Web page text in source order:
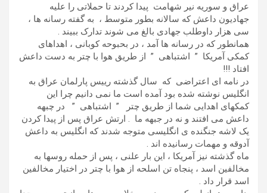
عراق و سوریه نیر شهامت پیدا کردند تا حملاتی را علیه
جهادیون داعش که سالانه بطور متوسط ، به گفته رسانه ها ،
سی هزار داوطلب جهادی بالغ می شوند تدارک ببیند .
همانطور که در رسانه ها آمد ، در بحبوحه کوبانی ، اهداهای
کمکی آمریکا ” اشتباهی ” از طریق هوا با چتر به دست داعش
افتاد !!!
در نامه ای اعتراضی که سال گذشته رییس پارلمان عراق به
انگلیس نوشته شده بود آمده است ما نمی دانیم چرا این
کمکهای اهدایی شما از طریق چتر ” اشتباهی ” در چبهه
داعش می افتند و نه در جبهه ما . ارتش عراق پس از پیدا کردن
یک لاشه جنگنده ی انگلیسی متوجه شدند که انگلیس به داعش
آدوقه و مهمات رسانیده اند .
ماه گذشته نیز آمریکا ، این بار علنی ، پس از حمله روسها به
مخالفین اسد ، پنجاه تن اسلحه از هوا با چتر در اختیار مخالفین
اسد قرار داد .